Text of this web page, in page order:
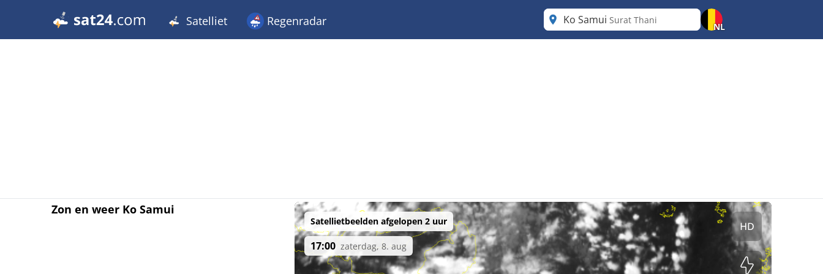
Satelliet Regenradar Ko Samui Surat Thani
NL
Zon en weer Ko Samui
Satellietbeelden afgelopen 2 uur
17:00 zaterdag, 8. aug